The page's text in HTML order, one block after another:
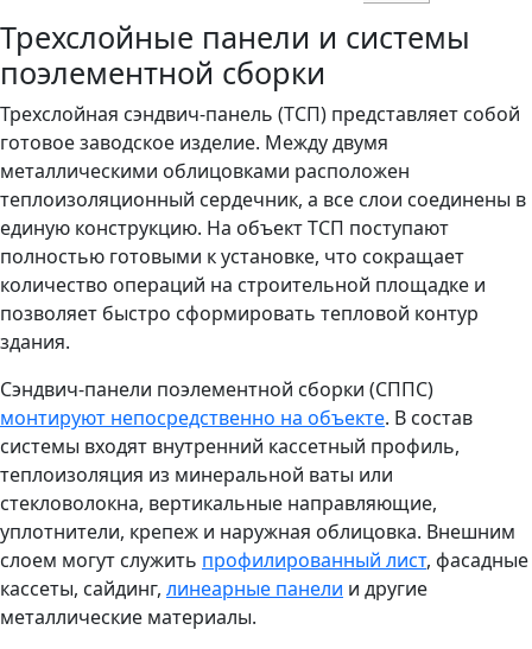
Трехслойные панели и системы
поэлементной сборки
Трехслойная сэндвич-панель (ТСП) представляет собой
готовое заводское изделие. Между двумя
металлическими облицовками расположен
теплоизоляционный сердечник, а все слои соединены в
единую конструкцию. На объект ТСП поступают
полностью готовыми к установке, что сокращает
количество операций на строительной площадке и
позволяет быстро сформировать тепловой контур
здания.
Сэндвич-панели поэлементной сборки (СППС)
монтируют непосредственно на объекте. В состав
системы входят внутренний кассетный профиль,
теплоизоляция из минеральной ваты или
стекловолокна, вертикальные направляющие,
уплотнители, крепеж и наружная облицовка. Внешним
слоем могут служить профилированный лист, фасадные
кассеты, сайдинг, линеарные панели и другие
металлические материалы.